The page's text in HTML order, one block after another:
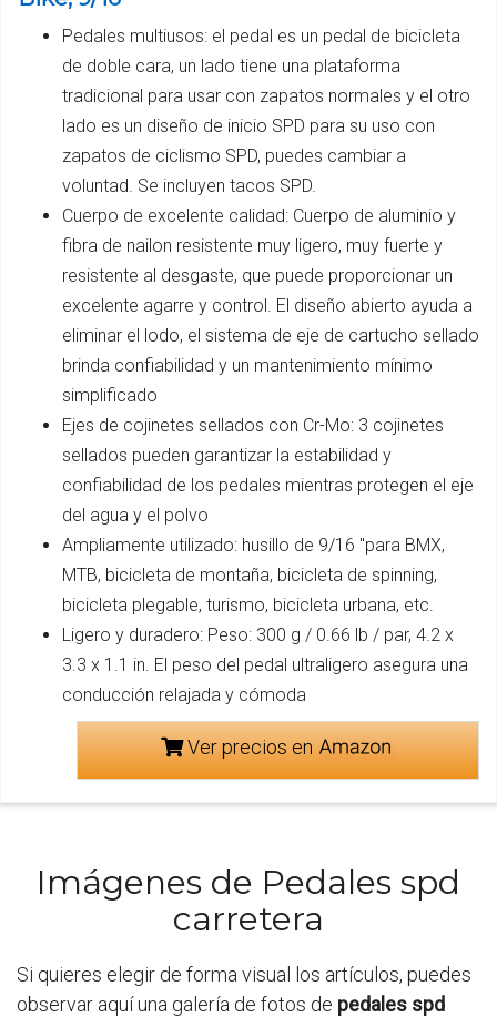
Pedales multiusos: el pedal es un pedal de bicicleta
de doble cara, un lado tiene una plataforma
tradicional para usar con zapatos normales y el otro
lado es un diseño de inicio SPD para su uso con
zapatos de ciclismo SPD, puedes cambiar a
voluntad. Se incluyen tacos SPD.
Cuerpo de excelente calidad: Cuerpo de aluminio y
fibra de nailon resistente muy ligero, muy fuerte y
resistente al desgaste, que puede proporcionar un
excelente agarre y control. El diseño abierto ayuda a
eliminar el lodo, el sistema de eje de cartucho sellado
brinda confiabilidad y un mantenimiento mínimo
simplificado
Ejes de cojinetes sellados con Cr-Mo: 3 cojinetes
sellados pueden garantizar la estabilidad y
confiabilidad de los pedales mientras protegen el eje
del agua y el polvo
Ampliamente utilizado: husillo de 9/16 "para BMX,
MTB, bicicleta de montaña, bicicleta de spinning,
bicicleta plegable, turismo, bicicleta urbana, etc.
Ligero y duradero: Peso: 300 g / 0.66 lb / par, 4.2 x
3.3 x 1.1 in. El peso del pedal ultraligero asegura una
conducción relajada y cómoda
Ver precios en
Imágenes de Pedales spd
carretera
Si quieres elegir de forma visual los artículos, puedes
observar aquí una galería de fotos de pedales spd